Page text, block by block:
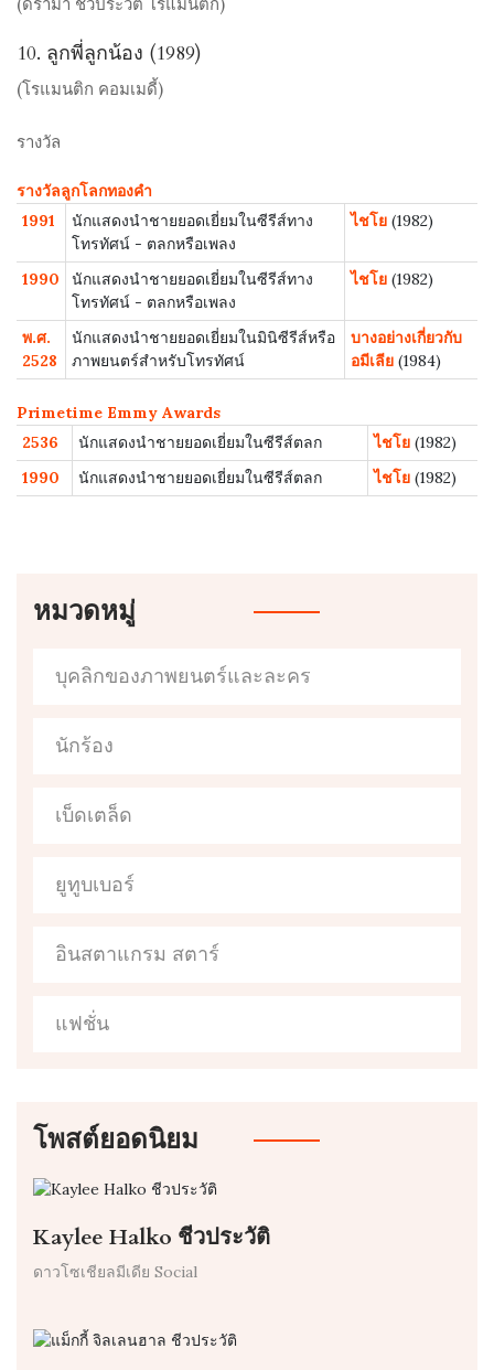
10. ลูกพี่ลูกน้อง (1989)
(โรแมนติก คอมเมดี้)
รางวัล
รางวัลลูกโลกทองคำ
1991
นักแสดงนำชายยอดเยี่ยมในซีรีส์ทาง
โทรทัศน์ - ตลกหรือเพลง
ไชโย (1982)
1990
นักแสดงนำชายยอดเยี่ยมในซีรีส์ทาง
โทรทัศน์ - ตลกหรือเพลง
ไชโย (1982)
พ.ศ.
2528
นักแสดงนำชายยอดเยี่ยมในมินิซีรีส์หรือ
ภาพยนตร์สำหรับโทรทัศน์
บางอย่างเกี่ยวกับ
อมีเลีย (1984)
Primetime Emmy Awards
2536
นักแสดงนำชายยอดเยี่ยมในซีรีส์ตลก ไชโย (1982)
1990
นักแสดงนำชายยอดเยี่ยมในซีรีส์ตลก ไชโย (1982)
หมวดหมู่
บุคลิกของภาพยนตร์และละคร
นักร้อง
เบ็ดเตล็ด
ยูทูบเบอร์
อินสตาแกรม สตาร์
แฟชั่น
โพสต์ยอดนิยม
Kaylee Halko ชีวประวัติ
ดาวโซเชียลมีเดีย Social